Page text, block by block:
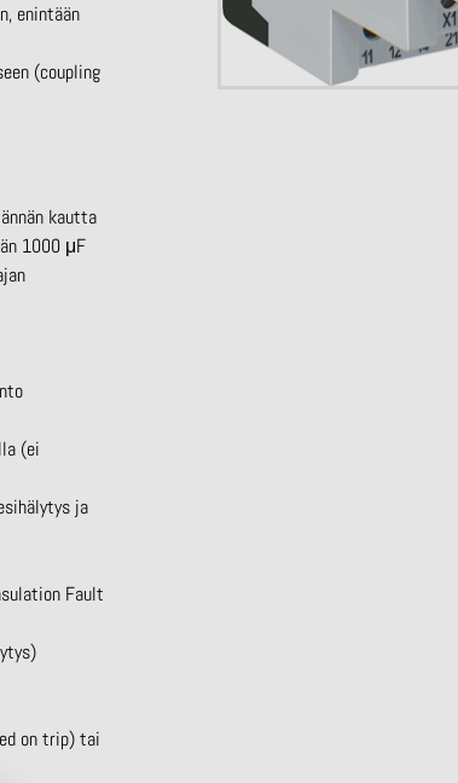
enintään
(coupling
kautta
1000 μF
(ei
ja
Fault
ontrip) tai